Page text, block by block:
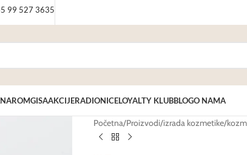
99 527 3635
GISAAKCIJERADIONICELOYALTY KLUBBLOGO NAMA
Početna/Proizvodi/izrada kozmetike/